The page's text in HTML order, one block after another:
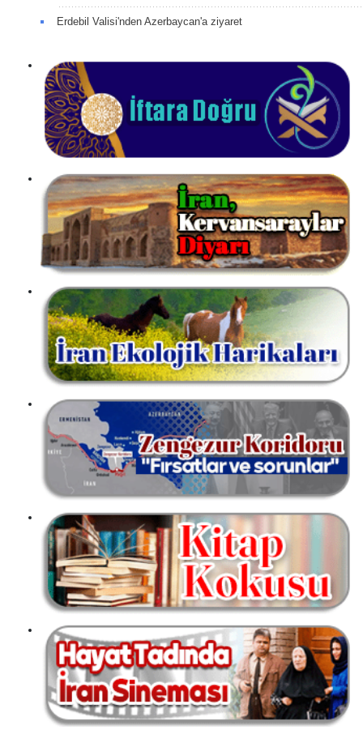
Erdebil Valisi'nden Azerbaycan'a ziyaret